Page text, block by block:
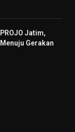
Jatim,
Gerakan